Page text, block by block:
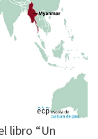
libro “Un